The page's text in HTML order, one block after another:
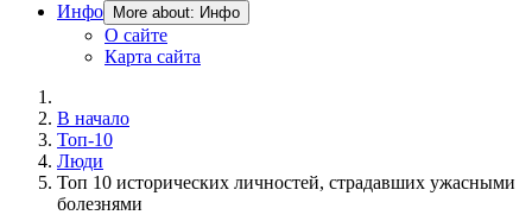
Инфо
More about: Инфо
О сайте
Карта сайта
В начало
Топ-10
Люди
Топ 10 исторических личностей, страдавших ужасными
болезнями